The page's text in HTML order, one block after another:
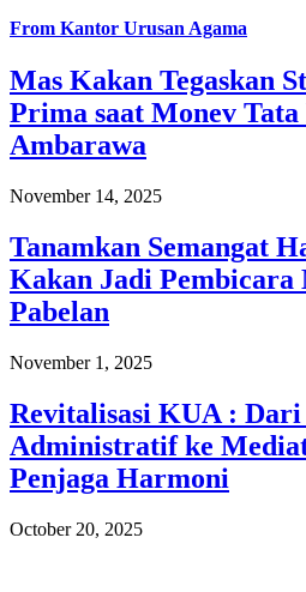
From Kantor Urusan Agama
Mas Kakan Tegaskan
Prima saat Monev
Ambarawa
November 14, 2025
Tanamkan Semangat
Kakan Jadi Pembicara
Pabelan
November 1, 2025
Revitalisasi KUA : Dari
Administratif ke
Penjaga Harmoni
October 20, 2025